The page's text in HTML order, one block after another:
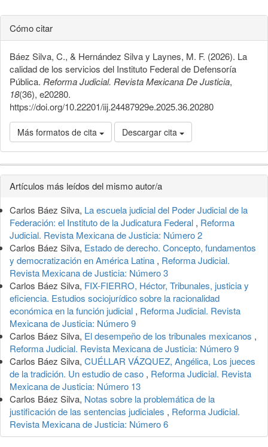
Cómo citar
Báez Silva, C., & Hernández Silva y Laynes, M. F. (2026). La
calidad de los servicios del Instituto Federal de Defensoría
Pública. Reforma Judicial. Revista Mexicana De Justicia,
18(36), e20280.
https://doi.org/10.22201/iij.24487929e.2025.36.20280
Más formatos de cita Descargar cita
Detalles
del
artículo
Artículos más leídos del mismo autor/a
Carlos Báez Silva, La escuela judicial del Poder Judicial de la
Federación: el Instituto de la Judicatura Federal , Reforma
Judicial. Revista Mexicana de Justicia: Número 2
Carlos Báez Silva, Estado de derecho. Concepto, fundamentos
y democratización en América Latina , Reforma Judicial.
Revista Mexicana de Justicia: Número 3
Carlos Báez Silva, FIX-FIERRO, Héctor, Tribunales, justicia y
eficiencia. Estudios sociojurídico sobre la racionalidad
económica en la función judicial , Reforma Judicial. Revista
Mexicana de Justicia: Número 9
Carlos Báez Silva, El desempeño de los tribunales mexicanos ,
Reforma Judicial. Revista Mexicana de Justicia: Número 9
Carlos Báez Silva, CUÉLLAR VÁZQUEZ, Angélica, Los jueces
de la tradición. Un estudio de caso , Reforma Judicial. Revista
Mexicana de Justicia: Número 13
Carlos Báez Silva, Notas sobre la problemática de la
justificación de las sentencias judiciales , Reforma Judicial.
Revista Mexicana de Justicia: Número 6